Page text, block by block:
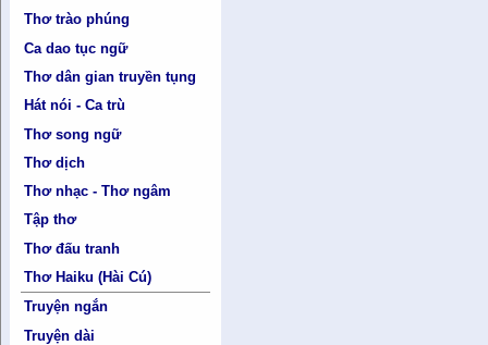
Thơ trào phúng
Ca dao tục ngữ
Thơ dân gian truyền tụng
Hát nói - Ca trù
Thơ song ngữ
Thơ dịch
Thơ nhạc - Thơ ngâm
Tập thơ
Thơ đấu tranh
Thơ Haiku (Hài Cú)
Truyện ngắn
Truyện dài